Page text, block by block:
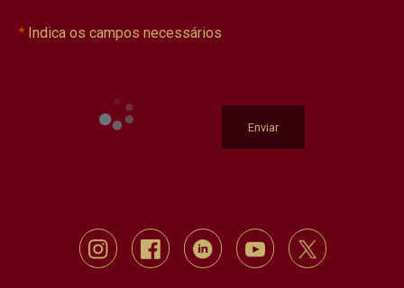
Indica os campos necessários
Enviar